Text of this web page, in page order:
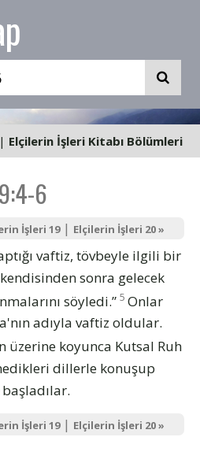
| Elçilerin İşleri Kitabı Bölümleri
6
İşleri 19| Elçilerin İşleri 20 »
vaftiz, tövbeyle ilgili bir
sonra gelecek
söyledi.” 5 Onlar
adıyla vaftiz oldular.
üzerine koyunca Kutsal Ruh
dillerle konuşup
İşleri 19| Elçilerin İşleri 20 »